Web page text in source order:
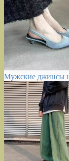
Мужские джинсы